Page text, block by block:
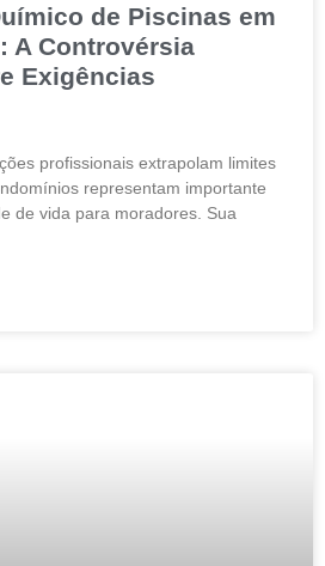
de Piscinas em
A Controvérsia
Exigências
profissionais extrapolam limites
representam importante
de vida para moradores. Sua